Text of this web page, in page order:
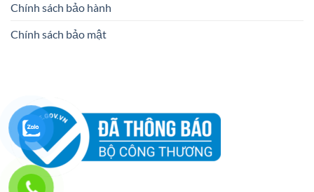
Chính sách bảo hành
Chính sách bảo mật